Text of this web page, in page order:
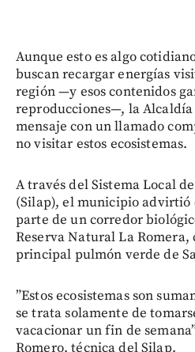
Aunque esto es algo
buscan recargar energías
región —y esos contenidos
reproducciones—, la Alcaldía
mensaje con un llamado
no visitar estos ecosistemas.
A través del Sistema Local
(Silap), el municipio advirtió
parte de un corredor
Reserva Natural La Romera,
principal pulmón verde de
”Estos ecosistemas son
se trata solamente de
vacacionar un fin de
Romero, técnica del Silap.